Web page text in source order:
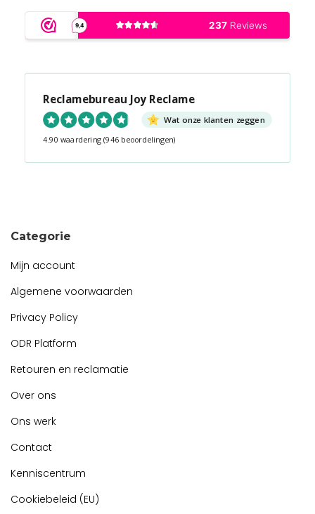
Reclamebureau Joy Reclame
Wat onze klanten zeggen
4.90 waardering (946 beoordelingen)
Categorie
Mijn account
Algemene voorwaarden
Privacy Policy
ODR Platform
Retouren en reclamatie
Over ons
Ons werk
Contact
Kenniscentrum
Cookiebeleid (EU)